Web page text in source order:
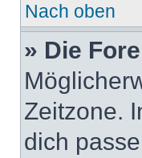
Nach oben
» Die
Zeitzone.
dich